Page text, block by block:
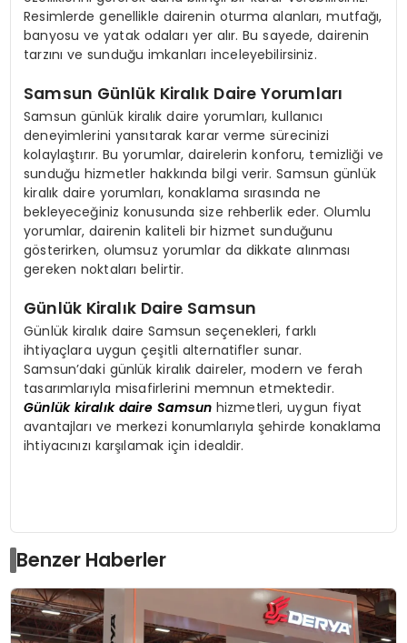
Resimlerde genellikle dairenin oturma alanları, mutfağı,
banyosu ve yatak odaları yer alır. Bu sayede, dairenin
tarzını ve sunduğu imkanları inceleyebilirsiniz.
Samsun Günlük Kiralık Daire Yorumları
Samsun günlük kiralık daire yorumları, kullanıcı
deneyimlerini yansıtarak karar verme sürecinizi
kolaylaştırır. Bu yorumlar, dairelerin konforu, temizliği ve
sunduğu hizmetler hakkında bilgi verir. Samsun günlük
kiralık daire yorumları, konaklama sırasında ne
bekleyeceğiniz konusunda size rehberlik eder. Olumlu
yorumlar, dairenin kaliteli bir hizmet sunduğunu
gösterirken, olumsuz yorumlar da dikkate alınması
gereken noktaları belirtir.
Günlük Kiralık Daire Samsun
Günlük kiralık daire Samsun seçenekleri, farklı
ihtiyaçlara uygun çeşitli alternatifler sunar.
Samsun’daki günlük kiralık daireler, modern ve ferah
tasarımlarıyla misafirlerini memnun etmektedir.
Günlük kiralık daire Samsun hizmetleri, uygun fiyat
avantajları ve merkezi konumlarıyla şehirde konaklama
ihtiyacınızı karşılamak için idealdir.
Benzer Haberler